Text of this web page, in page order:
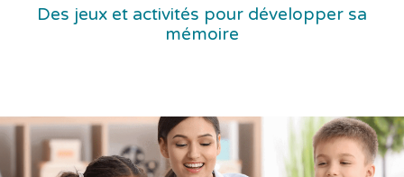
Des jeux et activités pour développer sa
mémoire